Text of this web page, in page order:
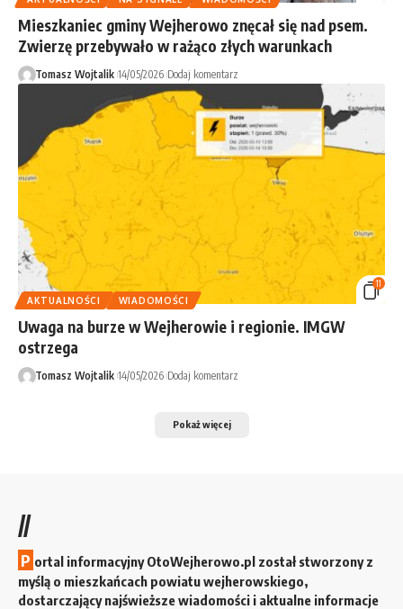
Mieszkaniec gminy Wejherowo znęcał się nad psem.
Zwierzę przebywało w rażąco złych warunkach
Tomasz Wojtalik 14/05/2026 Dodaj komentarz
11
AKTUALNOŚCI
WIADOMOŚCI
Uwaga na burze w Wejherowie i regionie. IMGW
ostrzega
Tomasz Wojtalik 14/05/2026 Dodaj komentarz
Pokaż więcej
//
P ortal informacyjny OtoWejherowo.pl został stworzony z
myślą o mieszkańcach powiatu wejherowskiego,
dostarczający najświeższe wiadomości i aktualne informacje